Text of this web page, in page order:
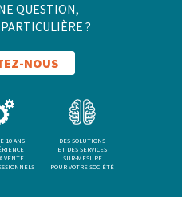
QUESTION,
?
NOUS
10 ANS
VENTE
DES SOLUTIONS
ET DES SERVICES
SUR-MESURE
POUR VOTRE SOCIÉTÉ